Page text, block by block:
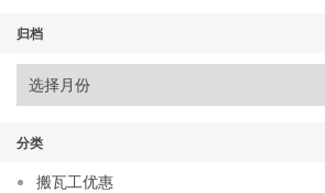
归档
分类
搬瓦工优惠